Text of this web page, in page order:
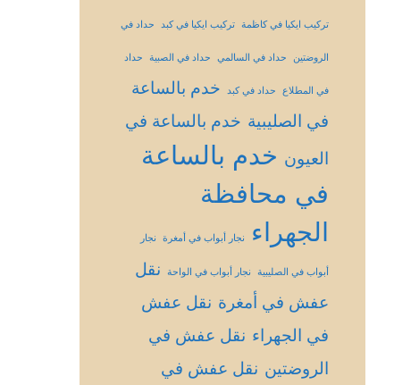
تركيب ايكيا في كاظمة تركيب ايكيا في كبد حداد في
الروضتين حداد في السالمي حداد في الصبية حداد
في المطلاع حداد في كبد
خدم بالساعة
في الصليبية خدم بالساعة في
العيون خدم بالساعة
في محافظة
الجهراء
نجار أبواب في أمغرة نجار
أبواب في الصليبية نجار أبواب في الواحة
نقل
عفش في أمغرة نقل عفش
في الجهراء نقل عفش في
الروضتين نقل عفش في